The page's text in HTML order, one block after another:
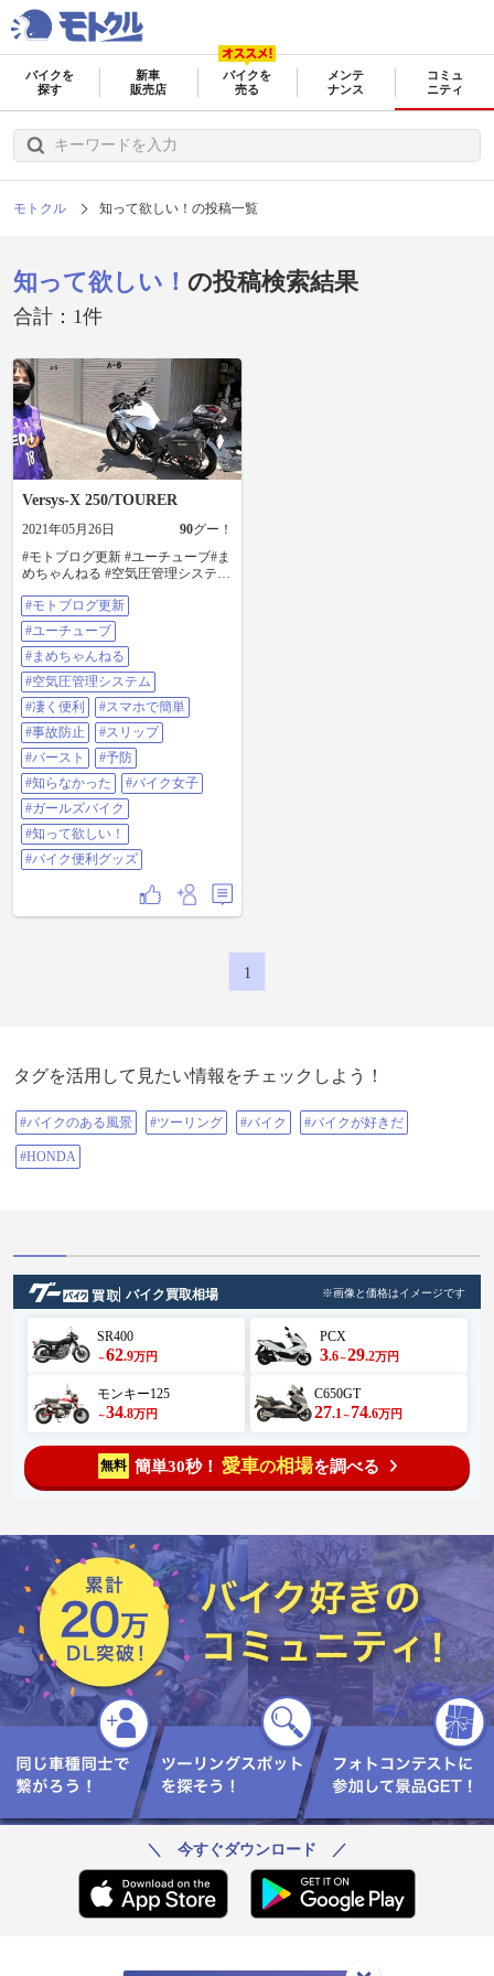
バイクを
探す
新車
販売店
バイクを
売る
メンテ
ナンス
コミュ
ニティ
モトクル 知って欲しい！の投稿一覧
知って欲しい！ の投稿検索結果
合計：1件
Versys-X 250/TOURER
2021年05月26日 90グー！
#モトブログ更新 #ユーチューブ#ま
めちゃんねる #空気圧管理システム
#スリップ#バースト#予防 #知らな
かった #バイク女子#ガールズバイ
ク #知って欲しい！ #バイク便利グ
ッズ
#モトブログ更新
#ユーチューブ
#まめちゃんねる
#空気圧管理システム
#凄く便利
#スマホで簡単
#事故防止
#スリップ
#バースト
#予防
#知らなかった
#バイク女子
#ガールズバイク
#知って欲しい！
#バイク便利グッズ
1
タグを活用して見たい情報をチェックしよう！
#バイクのある風景 #ツーリング #バイク #バイクが好きだ
#HONDA
バイク買取相場 ※画像と価格はイメージです
SR400
～62.9万円
PCX
3.6～29.2万円
モンキー125
～34.8万円
C650GT
27.1 ～ 74.6万円
無料 簡単30秒！ 愛車の相場を調べる
＼ 今すぐダウンロード ／